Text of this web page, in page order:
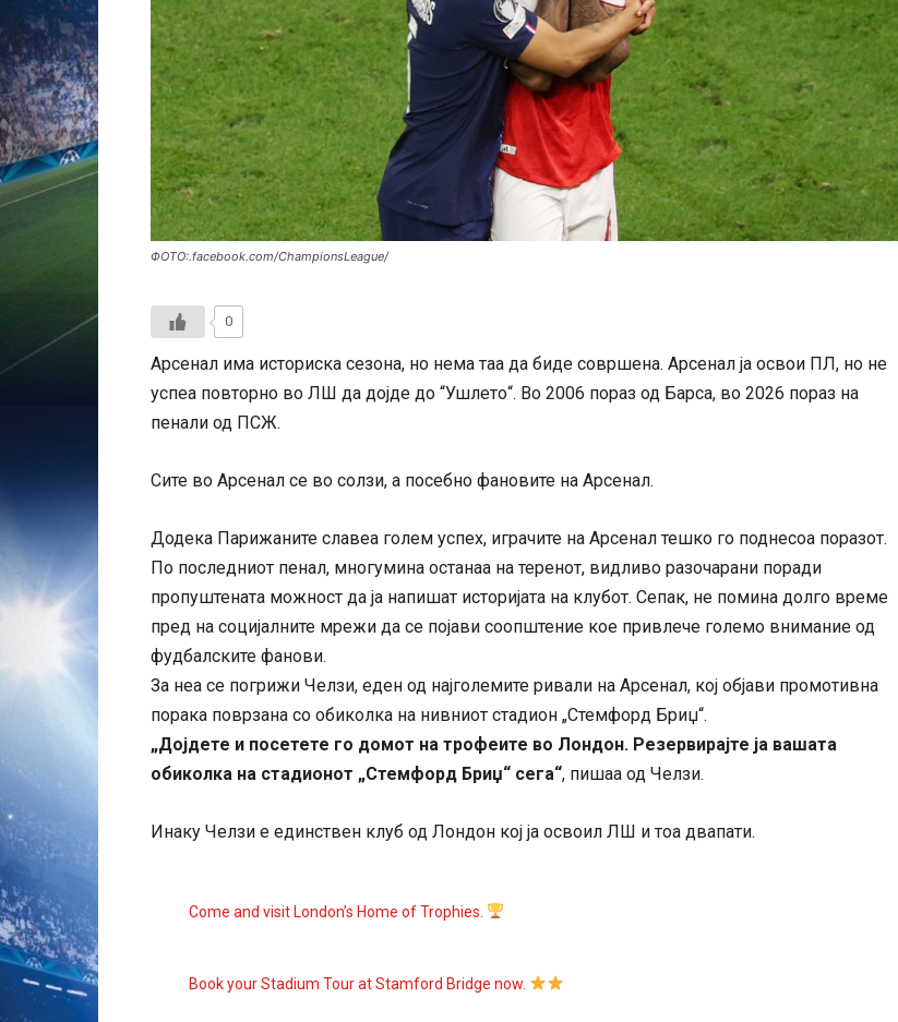
ФОТО:.facebook.com/ChampionsLeague/
0
Арсенал има историска сезона, но нема таа да биде совршена. Арсенал ја освои ПЛ, но не
успеа повторно во ЛШ да дојде до “Ушлето“. Во 2006 пораз од Барса, во 2026 пораз на
пенали од ПСЖ.
Сите во Арсенал се во солзи, а посебно фановите на Арсенал.
Додека Парижаните славеа голем успех, играчите на Арсенал тешко го поднесоа поразот.
По последниот пенал, многумина останаа на теренот, видливо разочарани поради
пропуштената можност да ја напишат историјата на клубот. Сепак, не помина долго време
пред на социјалните мрежи да се појави соопштение кое привлече големо внимание од
фудбалските фанови.
За неа се погрижи Челзи, еден од најголемите ривали на Арсенал, кој објави промотивна
порака поврзана со обиколка на нивниот стадион „Стемфорд Бриџ“.
„Дојдете и посетете го домот на трофеите во Лондон. Резервирајте ја вашата
обиколка на стадионот „Стемфорд Бриџ“ сега“, пишаа од Челзи.
Инаку Челзи е единствен клуб од Лондон кој ја освоил ЛШ и тоа двапати.
Come and visit London’s Home of Trophies.
Book your Stadium Tour at Stamford Bridge now.